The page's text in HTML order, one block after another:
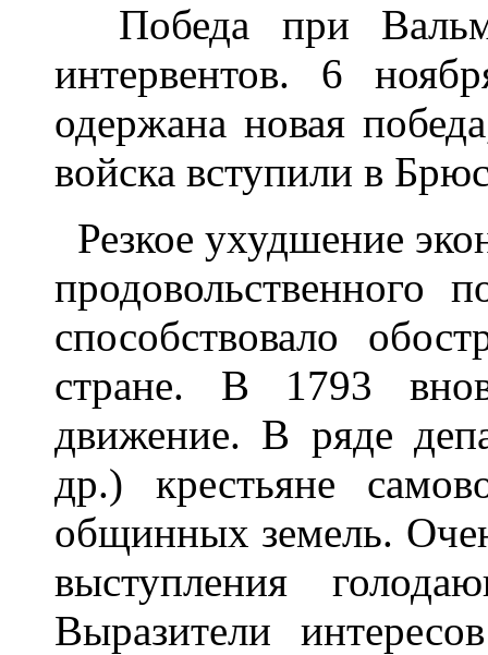
Победа при
интервентов. 6
одержана новая
войска вступили в
Резкое ухудшение
продовольственного
способствовало
стране. В 1793
движение. В ряде
др.) крестьяне
общинных земель.
выступления
Выразители